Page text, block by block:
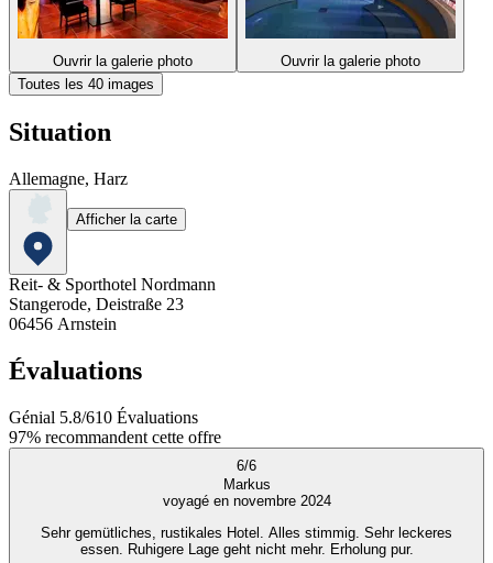
Ouvrir la galerie photo
Ouvrir la galerie photo
Toutes les 40 images
Situation
Allemagne, Harz
Afficher la carte
Reit- & Sporthotel Nordmann
Stangerode, Deistraße 23
06456 Arnstein
Évaluations
Génial 5.8/610 Évaluations
97% recommandent cette offre
6/6
Markus
voyagé en novembre 2024
Sehr gemütliches, rustikales Hotel. Alles stimmig. Sehr leckeres
essen. Ruhigere Lage geht nicht mehr. Erholung pur.